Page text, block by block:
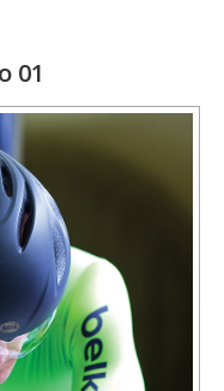
01